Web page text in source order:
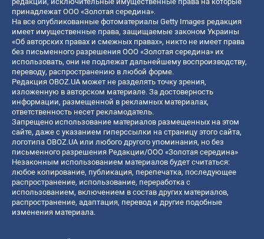
принадлежат ООО «Золотая середина».
На все опубликованные фотоматериалы Getty Images редакция
имеет имущественные права, защищаемые законом Украины
«Об авторских правах и смежных правах», никто не имеет права
без письменного разрешения ООО «Золотая середина» их
использовать, они не подлежат дальнейшему воспроизводству,
переводу, распространению в любой форме.
Редакция OBOZ.UA может не разделять точку зрения,
изложенную в авторском материале. За достоверность
информации, размещенной в рекламных материалах,
ответственность несет рекламодатель.
Запрещено использование материалов размещенных на этом
сайте, даже с указанием гиперссылки на страницу этого сайта,
логотипа OBOZ.UA или любого другого упоминания, но без
письменного разрешения Редакции/ООО «Золотая середина»
Незаконным использованием материалов будет считаться:
любое копирование, публикация, перепечатка, последующее
распространение, использование, переработка с
использованием, включением в состав других материалов,
распространение, адаптация, перевод и другие подобные
изменения материала.